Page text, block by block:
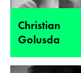
Christian
Golusda